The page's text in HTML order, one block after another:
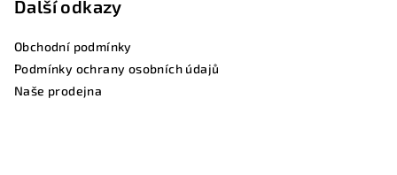
Další odkazy
Obchodní podmínky
Podmínky ochrany osobních údajů
Naše prodejna